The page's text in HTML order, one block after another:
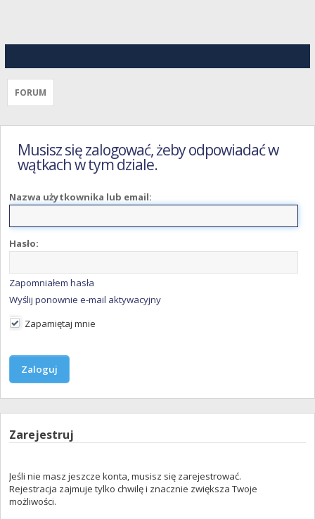
FORUM
Musisz się zalogować, żeby odpowiadać w
wątkach w tym dziale.
Nazwa użytkownika lub email:
Hasło:
Zapomniałem hasła
Wyślij ponownie e-mail aktywacyjny
Zapamiętaj mnie
Zarejestruj
Jeśli nie masz jeszcze konta, musisz się zarejestrować.
Rejestracja zajmuje tylko chwilę i znacznie zwiększa Twoje
możliwości.